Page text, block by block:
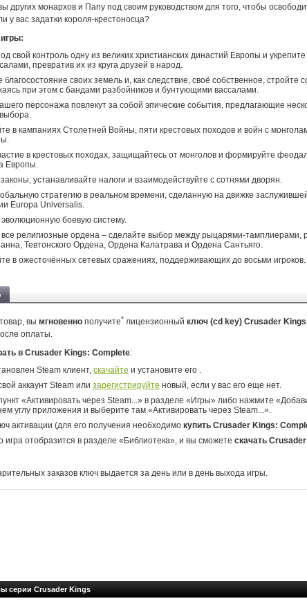
других монархов и Папу под своим руководством для того, чтобы
у вас задатки короля-крестоносца?
свой контроль одну из великих христианских династий Европы и укрепите
превратив их из круга друзей в народ.
своих земель и, как следствие, своё собственное, стройте
при этом с бандами разбойников и бунтующими вассалами.
персонажа повлекут за собой эпические события, предлагающие
в кампаниях Столетней Войны, пяти крестовых походов и войн с
в крестовых походах, защищайтесь от монголов и формируйте
Европы.
устанавливайте налоги и взаимодействуйте с сотнями дворян.
стратегию в реальном времени, сделанную на движке
Europa Universalis.
боевую систему.
все религиозные ордена – сделайте выбор между рыцарями-тамплиерами,
Тевтонского Ордена, Ордена Калатрава и Ордена Сантьяго.
в ожесточённых сетевых сражениях, поддерживающих до восьми игроков.
вы мгновенно получите* лицензионный ключ (cd key) Crusader
оплаты.
в Crusader Kings: Complete:
Steam клиент, скачайте и установите его .
аккаунт Steam или зарегистрируйте новый, если у вас его еще нет.
«Активировать через Steam...» в разделе «Игры» либо нажмите
углу приложения и выберите там «Активировать через Steam...».
активации (для его получения необходимо купить Crusader Kings:
игра отобразится в разделе «Библиотека», и вы сможете скачать
заказов ключ выдается за день или в день выхода игры.
серии Crusader Kings